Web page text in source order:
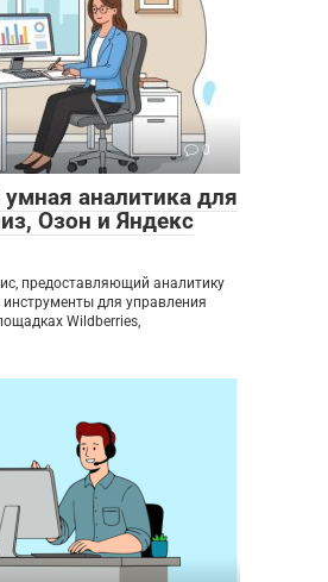
0
аналитика для
Озон и Яндекс
предоставляющий аналитику
для управления
Wildberries,